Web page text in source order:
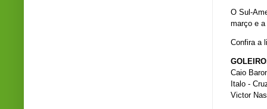
O Sul-
março e
Confira a
Caio
Italo -
Victor